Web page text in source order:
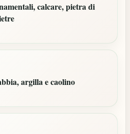
calcare, pietra di
argilla e caolino